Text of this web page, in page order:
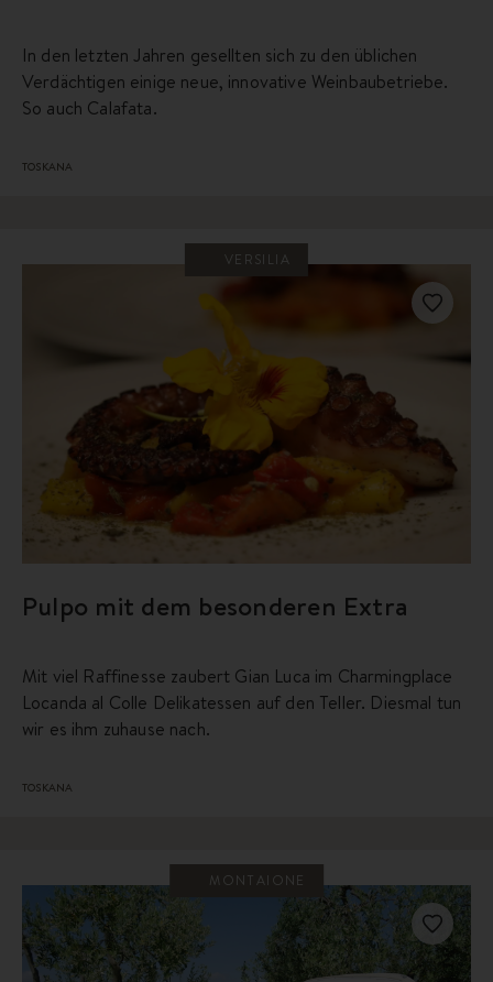
In den letzten Jahren gesellten sich zu den üblichen
Verdächtigen einige neue, innovative Weinbaubetriebe.
So auch Calafata.
TOSKANA
VERSILIA
Pulpo mit dem besonderen Extra
Mit viel Raffinesse zaubert Gian Luca im Charmingplace
Locanda al Colle Delikatessen auf den Teller. Diesmal tun
wir es ihm zuhause nach.
TOSKANA
MONTAIONE